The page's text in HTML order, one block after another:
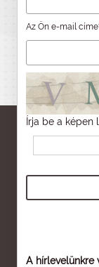
Az Ön e-mail
Írja be a képen
A hírlevelünkre